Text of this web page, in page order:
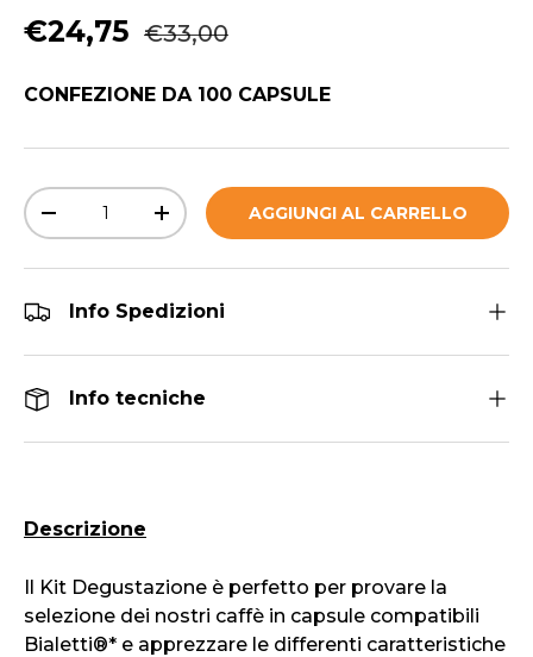
Prezzo di vendita
€24,75 Prezzo normale
€33,00
CONFEZIONE DA 100 CAPSULE
Q.tà
DIMINUIRE LA QUANTITÀAUMENTA LA QUANTITÀ
AGGIUNGI AL CARRELLO
Info Spedizioni
Info tecniche
Descrizione
Il Kit Degustazione è perfetto per provare la
selezione dei nostri caffè in capsule compatibili
Bialetti®* e apprezzare le differenti caratteristiche